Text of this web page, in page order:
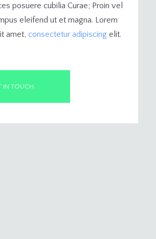
posuere cubilia Curae; Proin vel
eleifend ut et magna. Lorem
amet, consectetur adipiscing elit.
IN TOUCH